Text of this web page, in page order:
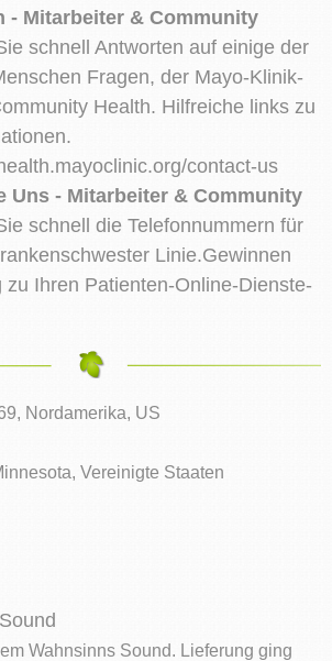
- Mitarbeiter & Community
schnell Antworten auf einige der
Fragen, der Mayo-Klinik-
Health. Hilfreiche links zu
contact-us
Uns - Mitarbeiter & Community
schnell die Telefonnummern für
Linie.Gewinnen
zu Ihren Patienten-Online-Dienste-
Nordamerika, US
Vereinigte Staaten
Wahnsinns Sound. Lieferung ging